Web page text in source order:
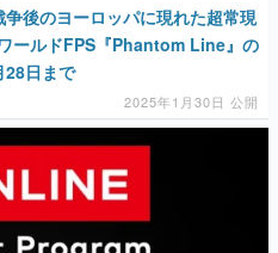
後のヨーロッパに現れた超常現
ールドFPS『Phantom Line』の
28日まで
2025年1月30日 公開